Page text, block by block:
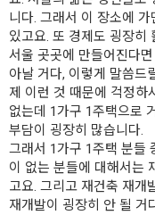
니다. 그래서 이 장소에
있고요. 또 경제도 굉장히
서울 곳곳에 만들어진다
아날 거다, 이렇게 말씀드
제 이런 것 때문에 걱정하
없는데 1가구 1주택으로
부담이 굉장히 많습니다.
그래서 1가구 1주택 분들
이 없는 분들에 대해서는
고요. 그리고 재건축 재개
재개발이 굉장히 안 될 거